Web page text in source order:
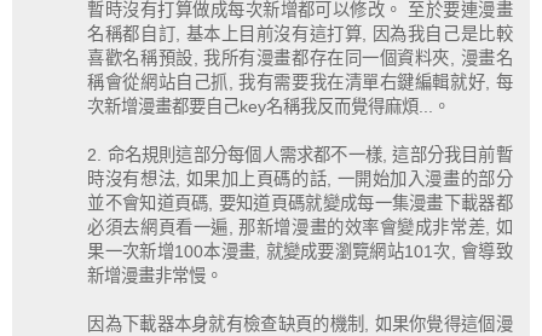
暫時沒有打算做成每次新增都可以修改。 至於要連漫畫
名稱都自訂, 基本上目前沒有這打算, 因為我自己是比較
喜歡名稱預設, 我所有漫畫都存在同一個資料夾, 漫畫名
稱會從網站自己抓, 我有需要我在清單右鍵編輯就好, 每
次新增漫畫都要自己key名稱我反而覺得麻煩...。
2. 命名規則這部分每個人需求都不一樣, 這部分我目前暫
時沒有想法, 如果加上頁碼的話, 一開始加入漫畫的部分
並不會知道頁碼, 要知道頁碼就變成每一集漫畫下載器都
必須去網頁看一遍, 那新增漫畫的效率會變成非常差, 如
果一次新增100本漫畫, 就變成要瀏覽網站101次, 會導致
新增漫畫非常慢。
因為下載器本身就有檢查缺頁的機制, 如果你覺得這個漫